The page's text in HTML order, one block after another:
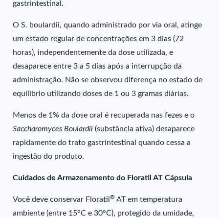
gastrintestinal.
O S. boulardii, quando administrado por via oral, atinge
um estado regular de concentrações em 3 dias (72
horas), independentemente da dose utilizada, e
desaparece entre 3 a 5 dias após a interrupção da
administração. Não se observou diferença no estado de
equilíbrio utilizando doses de 1 ou 3 gramas diárias.
Menos de 1% da dose oral é recuperada nas fezes e o
Saccharomyces Boulardii (substância ativa) desaparece
rapidamente do trato gastrintestinal quando cessa a
ingestão do produto.
Cuidados de Armazenamento do Floratil AT Cápsula
Você deve conservar Floratil® AT em temperatura
ambiente (entre 15°C e 30°C), protegido da umidade,